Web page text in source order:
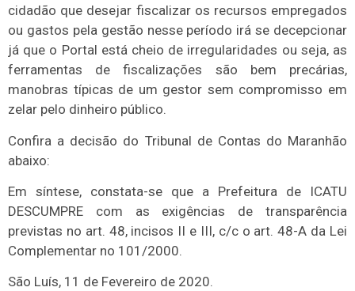
cidadão que desejar fiscalizar os recursos empregados
ou gastos pela gestão nesse período irá se decepcionar
já que o Portal está cheio de irregularidades ou seja, as
ferramentas de fiscalizações são bem precárias,
manobras típicas de um gestor sem compromisso em
zelar pelo dinheiro público.
Confira a decisão do Tribunal de Contas do Maranhão
abaixo:
Em síntese, constata-se que a Prefeitura de ICATU
DESCUMPRE com as exigências de transparência
previstas no art. 48, incisos II e III, c/c o art. 48-A da Lei
Complementar no 101/2000.
São Luís, 11 de Fevereiro de 2020.